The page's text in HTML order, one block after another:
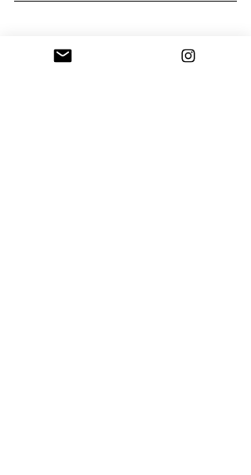
BUNU YAPAN BEN MİYİM?